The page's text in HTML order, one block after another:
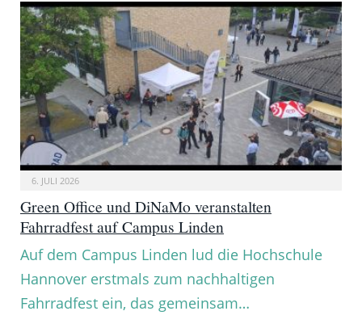
6. JULI 2026
Green Office und DiNaMo veranstalten
Fahrradfest auf Campus Linden
Auf dem Campus Linden lud die Hochschule
Hannover erstmals zum nachhaltigen
Fahrradfest ein, das gemeinsam…